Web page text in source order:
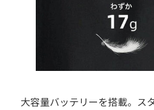
大容量バッテリーを搭載。ス